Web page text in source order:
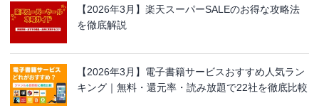
【2026年3月】楽天スーパーSALEのお得な攻略法
を徹底解説
【2026年3月】電子書籍サービスおすすめ人気ラン
キング｜無料・還元率・読み放題で22社を徹底比較